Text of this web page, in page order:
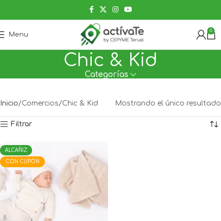
Menu
0
Chic & Kid
Categorías
Inicio Comercios Chic & Kid Mostrando el único resultado
Filtrar
ALCAÑIZ
CON CUPÓN